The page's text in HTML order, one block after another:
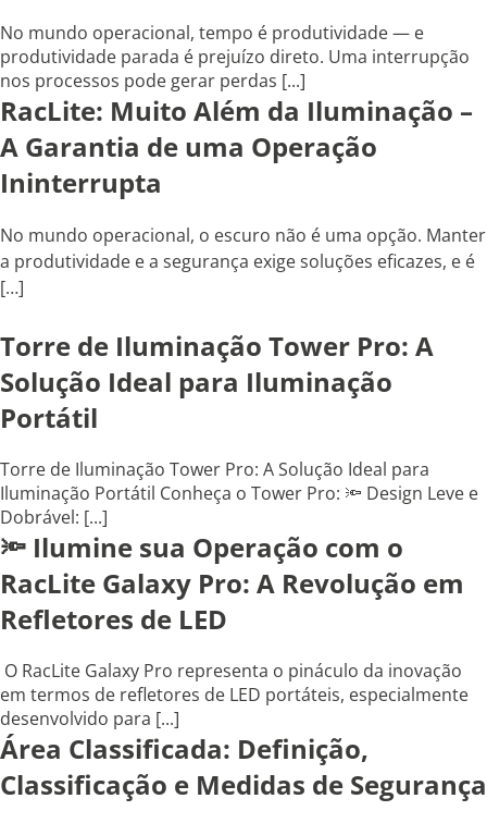
No mundo operacional, tempo é produtividade — e
produtividade parada é prejuízo direto. Uma interrupção
nos processos pode gerar perdas [...]
RacLite: Muito Além da Iluminação –
A Garantia de uma Operação
Ininterrupta
No mundo operacional, o escuro não é uma opção. Manter
a produtividade e a segurança exige soluções eficazes, e é
[…]
Torre de Iluminação Tower Pro: A
Solução Ideal para Iluminação
Portátil
Torre de Iluminação Tower Pro: A Solução Ideal para
Iluminação Portátil Conheça o Tower Pro: 🔦 Design Leve e
Dobrável: [...]
🔦 Ilumine sua Operação com o
RacLite Galaxy Pro: A Revolução em
Refletores de LED
O RacLite Galaxy Pro representa o pináculo da inovação
em termos de refletores de LED portáteis, especialmente
desenvolvido para [...]
Área Classificada: Definição,
Classificação e Medidas de Segurança